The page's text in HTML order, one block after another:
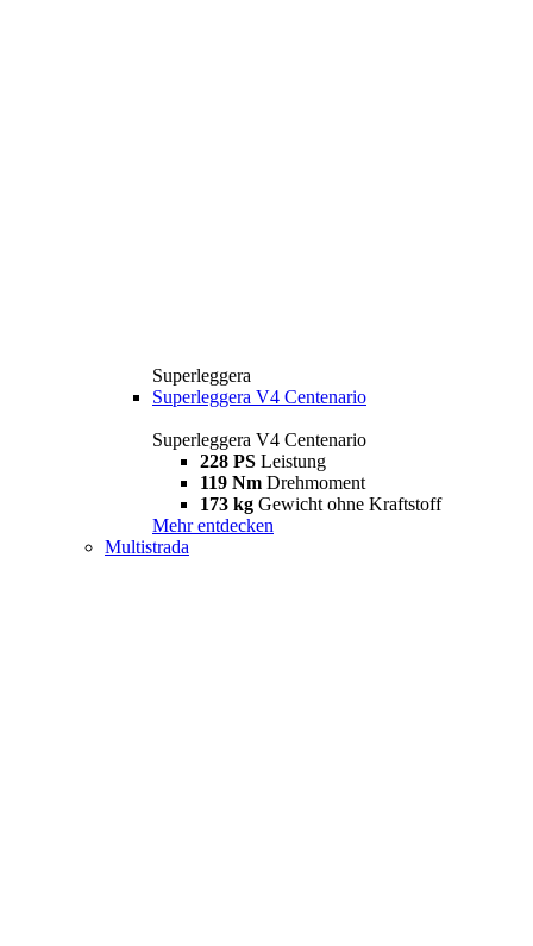
Superleggera
Superleggera V4 Centenario
Superleggera V4 Centenario
228 PS Leistung
119 Nm Drehmoment
173 kg Gewicht ohne Kraftstoff
Mehr entdecken
Multistrada